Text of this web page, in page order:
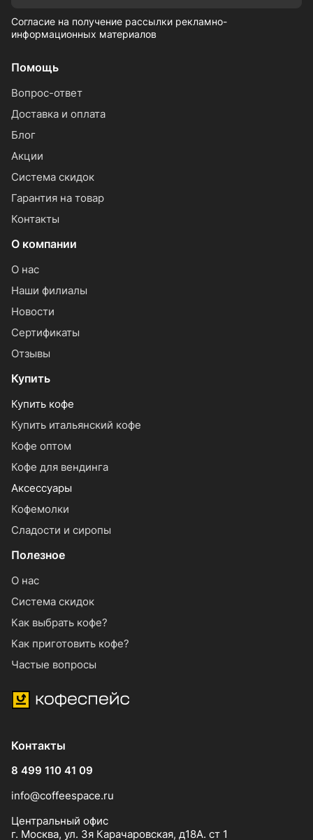
Согласие на получение рассылки рекламно-
информационных материалов
Помощь
Вопрос-ответ
Доставка и оплата
Блог
Акции
Система скидок
Гарантия на товар
Контакты
О компании
О нас
Наши филиалы
Новости
Сертификаты
Отзывы
Купить
Купить кофе
Купить итальянский кофе
Кофе оптом
Кофе для вендинга
Аксессуары
Кофемолки
Сладости и сиропы
Полезное
О нас
Система скидок
Как выбрать кофе?
Как приготовить кофе?
Частые вопросы
Контакты
8 499 110 41 09
info@coffeespace.ru
Центральный офис
г. Москва, ул. 3я Карачаровская, д18А. ст 1